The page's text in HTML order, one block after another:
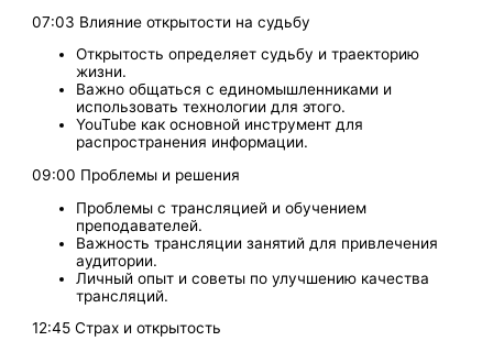
07:03 Влияние открытости на судьбу
Открытость определяет судьбу и траекторию
жизни.
Важно общаться с единомышленниками и
использовать технологии для этого.
YouTube как основной инструмент для
распространения информации.
09:00 Проблемы и решения
Проблемы с трансляцией и обучением
преподавателей.
Важность трансляции занятий для привлечения
аудитории.
Личный опыт и советы по улучшению качества
трансляций.
12:45 Страх и открытость